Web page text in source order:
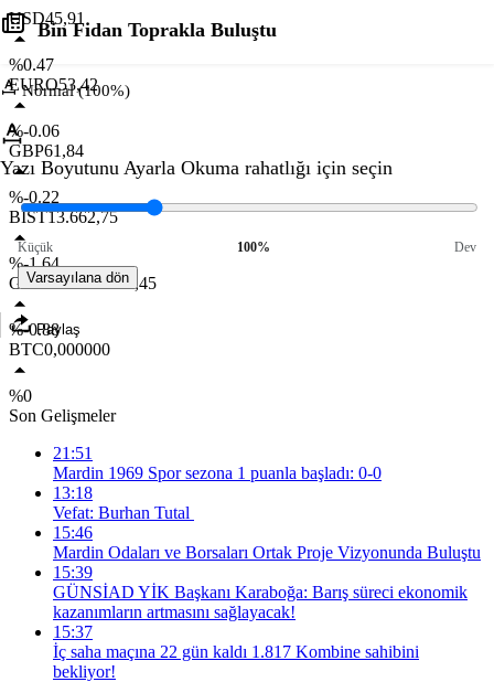
USD45,91
%0.47
EURO53,42
%-0.06
GBP61,84
%-0.22
BIST13.662,75
%-1.64
GR. ALTIN6.658,45
%-0.88
BTC0,000000
%0
Son Gelişmeler
21:51
Mardin 1969 Spor sezona 1 puanla başladı: 0-0
13:18
Vefat: Burhan Tutal
15:46
Mardin Odaları ve Borsaları Ortak Proje Vizyonunda Buluştu
15:39
GÜNSİAD YİK Başkanı Karaboğa: Barış süreci ekonomik
kazanımların artmasını sağlayacak!
15:37
İç saha maçına 22 gün kaldı 1.817 Kombine sahibini
bekliyor!
Bin Fidan Toprakla Buluştu
Normal (100%)
Yazı Boyutunu Ayarla Okuma rahatlığı için seçin
Küçük 100% Dev
Varsayılana dön
Paylaş